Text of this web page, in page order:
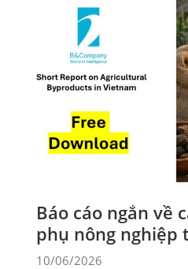
Báo cáo ngắn về
phụ nông nghiệp
10/06/2026